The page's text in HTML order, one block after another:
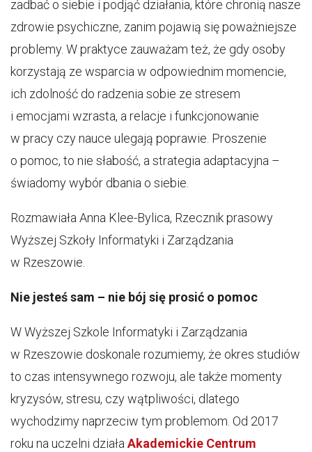
zadbać o siebie i podjąć działania, które chronią nasze
zdrowie psychiczne, zanim pojawią się poważniejsze
problemy. W praktyce zauważam też, że gdy osoby
korzystają ze wsparcia w odpowiednim momencie,
ich zdolność do radzenia sobie ze stresem
i emocjami wzrasta, a relacje i funkcjonowanie
w pracy czy nauce ulegają poprawie. Proszenie
o pomoc, to nie słabość, a strategia adaptacyjna –
świadomy wybór dbania o siebie.
Rozmawiała Anna Klee-Bylica, Rzecznik prasowy
Wyższej Szkoły Informatyki i Zarządzania
w Rzeszowie.
Nie jesteś sam – nie bój się prosić o pomoc
W Wyższej Szkole Informatyki i Zarządzania
w Rzeszowie doskonale rozumiemy, że okres studiów
to czas intensywnego rozwoju, ale także momenty
kryzysów, stresu, czy wątpliwości, dlatego
wychodzimy naprzeciw tym problemom. Od 2017
roku na uczelni działaAkademickie Centrum